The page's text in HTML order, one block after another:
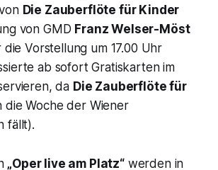
Die Zauberflöte für Kinder
von GMD Franz Welser-Möst
Vorstellung um 17.00 Uhr
ab sofort Gratiskarten im
da Die Zauberflöte für
die Woche der Wiener
fällt).
„Oper live am Platz“werden in